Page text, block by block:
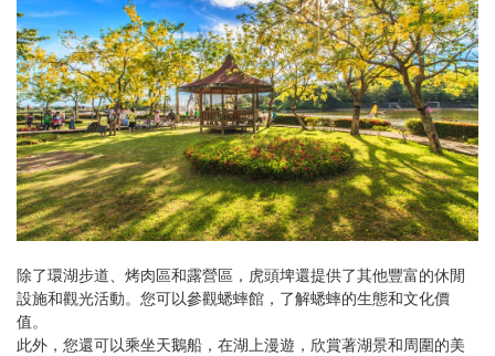
除了環湖步道、烤肉區和露營區，虎頭埤還提供了其他豐富的休閒
設施和觀光活動。您可以參觀蟋蟀館，了解蟋蟀的生態和文化價
值。
此外，您還可以乘坐天鵝船，在湖上漫遊，欣賞著湖景和周圍的美